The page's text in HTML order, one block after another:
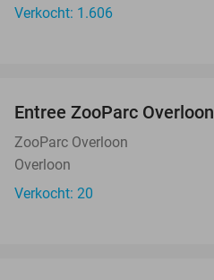
Verkocht: 1.606
TODAY
Entree ZooParc Overloon
ZooParc Overloon
Overloon
Verkocht: 20